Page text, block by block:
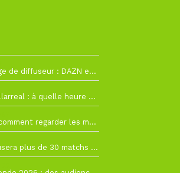
La Liga change de diffuseur : DAZN et Disney+ remplacent beIN Sports !
RC Lens – Villarreal : à quelle heure et sur quelle chaîne voir la finale de la Como Cup ?
Como Cup : comment regarder les matchs du RC Lens en direct ?
Ligue 1+ diffusera plus de 30 matchs amicaux avant la reprise de la Ligue 1